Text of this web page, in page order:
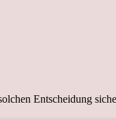
Entscheidung